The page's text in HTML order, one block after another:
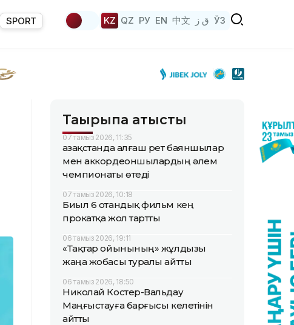
SPORT KZ QZ РУ EN 中文 ق ز ЎЗ
Тақырыпқа қатысты
07 тамыз 2026, 11:35
Қазақстанда алғаш рет баяншылар
мен аккордеоншылардың әлем
чемпионаты өтеді
07 тамыз 2026, 10:18
Биыл 6 отандық фильм кең
прокатқа жол тартты
06 тамыз 2026, 19:11
«Тақтар ойынының» жұлдызы
жаңа жобасы туралы айтты
06 тамыз 2026, 18:50
Николай Костер-Вальдау
Маңғыстауға барғысы келетінін
айтты